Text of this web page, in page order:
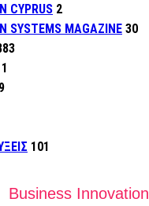
CYPRUS 2
SYSTEMS MAGAZINE 30
1
9
101
Business Innovation